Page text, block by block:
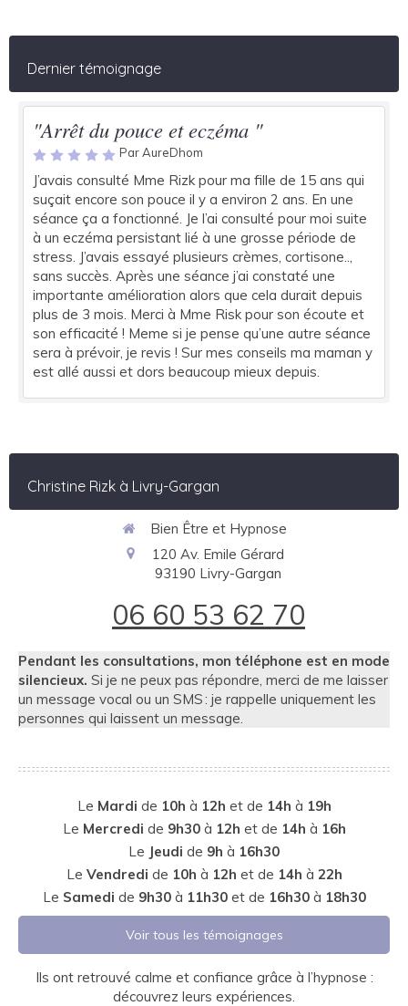
Dernier témoignage
"Arrêt du pouce et eczéma "
Par AureDhom
J’avais consulté Mme Rizk pour ma fille de 15 ans qui
suçait encore son pouce il y a environ 2 ans. En une
séance ça a fonctionné. Je l’ai consulté pour moi suite
à un eczéma persistant lié à une grosse période de
stress. J’avais essayé plusieurs crèmes, cortisone..,
sans succès. Après une séance j’ai constaté une
importante amélioration alors que cela durait depuis
plus de 3 mois. Merci à Mme Risk pour son écoute et
son efficacité ! Meme si je pense qu’une autre séance
sera à prévoir, je revis ! Sur mes conseils ma maman y
est allé aussi et dors beaucoup mieux depuis.
Christine Rizk à Livry-Gargan
Bien Être et Hypnose
120 Av. Emile Gérard
93190 Livry-Gargan
06 60 53 62 70
Pendant les consultations, mon téléphone est en mode
silencieux. Si je ne peux pas répondre, merci de me laisser
un message vocal ou un SMS : je rappelle uniquement les
personnes qui laissent un message.
Le Mardi de 10h à 12h et de 14h à 19h
Le Mercredi de 9h30à 12h et de 14h à 16h
Le Jeudi de 9h à 16h30
Le Vendredi de 10h à 12h et de 14h à 22h
Le Samedi de 9h30à 11h30et de 16h30à 18h30
Voir tous les témoignages
Ils ont retrouvé calme et confiance grâce à l’hypnose :
découvrez leurs expériences.